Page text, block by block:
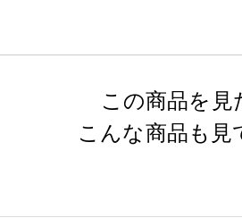
この商品を見
こんな商品も見